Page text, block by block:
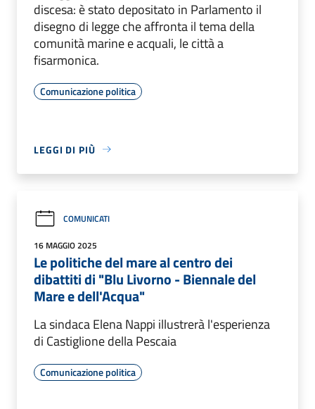
discesa: è stato depositato in Parlamento il
disegno di legge che affronta il tema della
comunità marine e acquali, le città a
fisarmonica.
Comunicazione politica
LEGGI DI PIÙ
COMUNICATI
16 MAGGIO 2025
Le politiche del mare al centro dei
dibattiti di "Blu Livorno - Biennale del
Mare e dell'Acqua"
La sindaca Elena Nappi illustrerà l'esperienza
di Castiglione della Pescaia
Comunicazione politica